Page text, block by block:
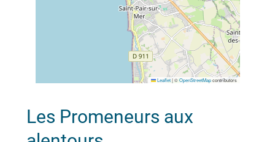
Leaflet |©OpenStreetMapcontributors
Les Promeneurs aux